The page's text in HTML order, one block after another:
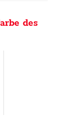
des